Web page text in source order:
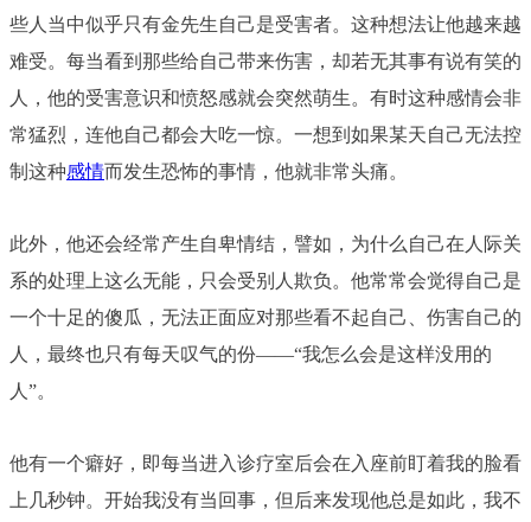
些人当中似乎只有金先生自己是受害者。这种想法让他越来越
难受。每当看到那些给自己带来伤害，却若无其事有说有笑的
人，他的受害意识和愤怒感就会突然萌生。有时这种感情会非
常猛烈，连他自己都会大吃一惊。一想到如果某天自己无法控
制这种感情而发生恐怖的事情，他就非常头痛。
此外，他还会经常产生自卑情结，譬如，为什么自己在人际关
系的处理上这么无能，只会受别人欺负。他常常会觉得自己是
一个十足的傻瓜，无法正面应对那些看不起自己、伤害自己的
人，最终也只有每天叹气的份——“我怎么会是这样没用的
人”。
他有一个癖好，即每当进入诊疗室后会在入座前盯着我的脸看
上几秒钟。开始我没有当回事，但后来发现他总是如此，我不